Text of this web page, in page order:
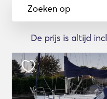
Zoeken op
De prijs is altijd